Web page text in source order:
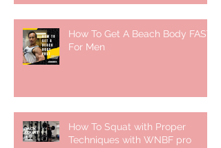
How To Get A Beach Body FAST
For Men
How To Squat with Proper
Techniques with WNBF pro